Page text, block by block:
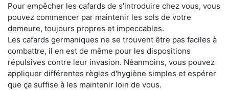
Pour empêcher les cafards de s'introduire chez vous, vous
pouvez commencer par maintenir les sols de votre
demeure, toujours propres et impeccables.
Les cafards germaniques ne se trouvent être pas faciles à
combattre, il en est de même pour les dispositions
répulsives contre leur invasion. Néanmoins, vous pouvez
appliquer différentes règles d'hygiène simples et espérer
que ça suffise à les maintenir loin de vous.